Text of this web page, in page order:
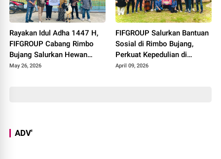
Rayakan Idul Adha 1447 H,
FIFGROUP Cabang Rimbo
Bujang Salurkan Hewan
Kurban di Masjid Jami Al-
May 26, 2026
FIFGROUP Salurkan Bantuan
Sosial di Rimbo Bujang,
Perkuat Kepedulian di
Momen Halal Bihalal
April 09, 2026
ADV'